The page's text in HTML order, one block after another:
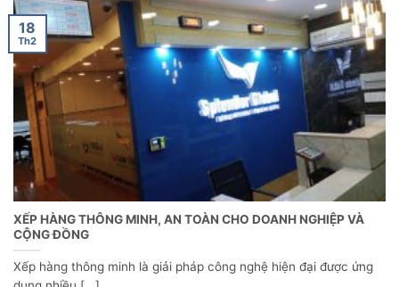
XẾP HÀNG THÔNG MINH, AN TOÀN CHO DOANH NGHIỆP VÀ
CỘNG ĐỒNG
Xếp hàng thông minh là giải pháp công nghệ hiện đại được ứng
18
Th2